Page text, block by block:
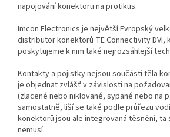
napojování konektoru na protikus.
Imcon Electronics je největší Evropský
distributor konektorů TE Connectivity DVI,
poskytujeme k nim také nejrozsáhlejší
Kontakty a pojistky nejsou součástí těla
je objednat zvlášť v závislosti na
(zlacené nebo niklované, sypané nebo na
samostatně, liší se také podle průřezu
konektorů jsou ale integrovaná těsnění,
nemusí.